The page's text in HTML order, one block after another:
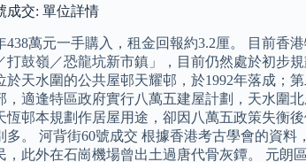
成交: 單位詳情
438萬元一手購入，租金回報約3.2厘。 目前香
打鼓嶺／恐龍坑新市鎮」，目前仍然處於初步
於天水圍的公共屋邨天耀邨，於1992年落成；
，適逢特區政府實行八萬五建屋計劃，天水圍
恆邨本規劃作居屋用途，卻因八萬五政策失衡
多。 河背街60號成交 根據香港考古學會的資料
，此外在石崗機場曾出土過唐代骨灰鐔。 元朗